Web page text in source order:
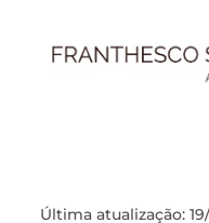
Última atualização: